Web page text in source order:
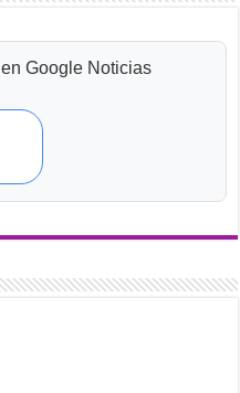
en Google Noticias